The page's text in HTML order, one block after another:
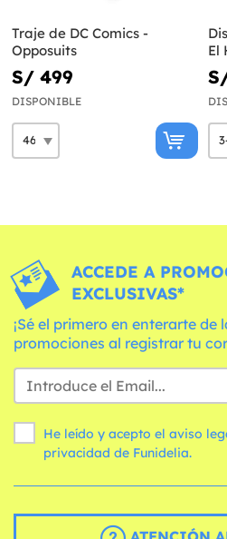
Traje de DC Comics -
Opposuits
S/ 499
DISPONIBLE
El
ACCEDE A
EXCLUSIVAS*
¡Sé el primero en enterarte de
promociones al registrar tu
He leído y acepto el aviso
privacidad de Funidelia.